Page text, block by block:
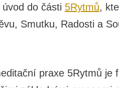
do části 5Rytmů,
Smutku, Radosti a
praxe 5Rytmů